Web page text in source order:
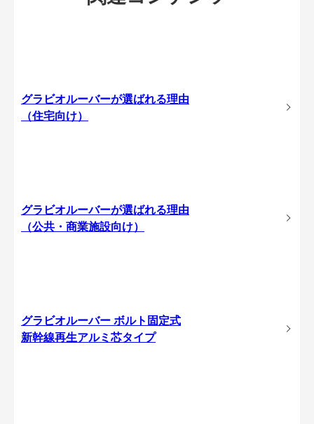
グラビオルーバーが選ばれる理由
（住宅向け）
グラビオルーバーが選ばれる理由
（公共・商業施設向け）
グラビオルーバー ボルト固定式
新幹線再生アルミ芯タイプ